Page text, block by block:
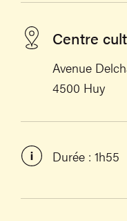
Centre
Avenue
4500 Huy
Durée : 1h55